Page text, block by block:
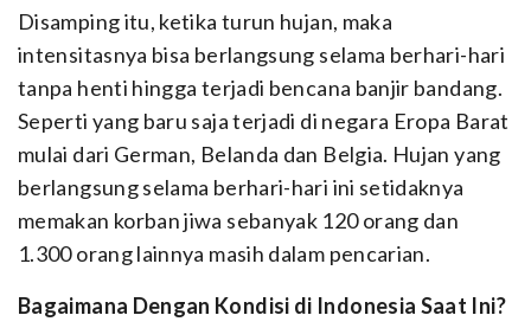
Disamping itu, ketika turun hujan, maka
intensitasnya bisa berlangsung selama berhari-hari
tanpa henti hingga terjadi bencana banjir bandang.
Seperti yang baru saja terjadi di negara Eropa Barat
mulai dari German, Belanda dan Belgia. Hujan yang
berlangsung selama berhari-hari ini setidaknya
memakan korban jiwa sebanyak 120 orang dan
1.300 orang lainnya masih dalam pencarian.
Bagaimana Dengan Kondisi di Indonesia Saat Ini?